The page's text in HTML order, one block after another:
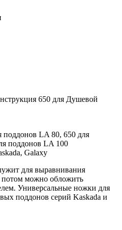
поддонов LA 80, 650 для
поддонов LA 100
Galaxy
для выравнивания
потом можно обложить
Универсальные ножки для
поддонов серий Kaskada и